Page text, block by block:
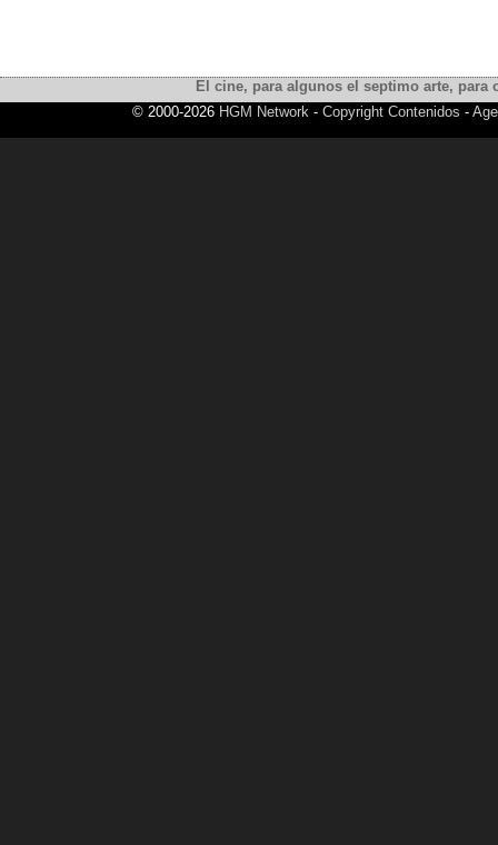
El cine, para algunos el septimo arte,
© 2000-2026 HGM Network - Copyright Contenidos -